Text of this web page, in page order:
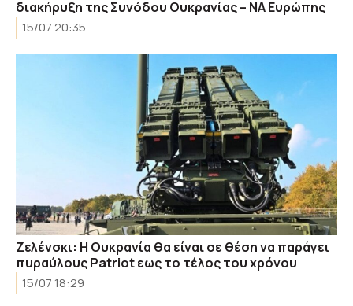
διακήρυξη της Συνόδου Ουκρανίας – ΝΑ Ευρώπης
15/07 20:35
Ζελένσκι: Η Ουκρανία θα είναι σε θέση να παράγει
πυραύλους Patriot εως το τέλος του χρόνου
15/07 18:29